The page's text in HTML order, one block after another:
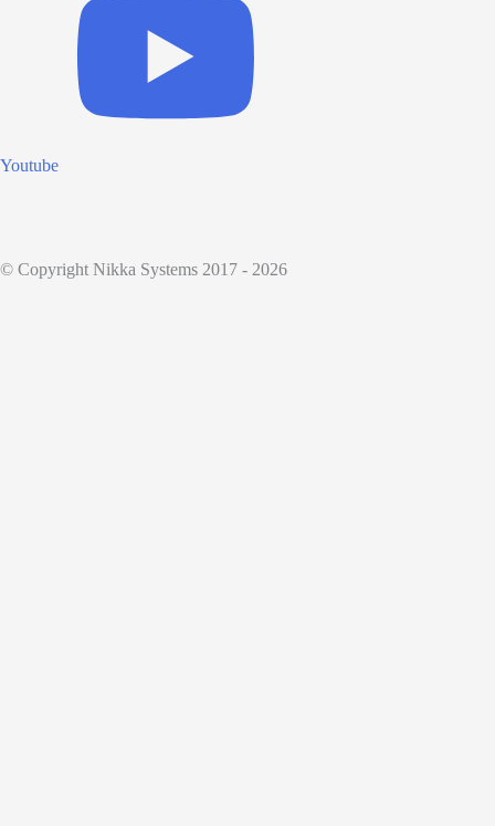
Youtube
© Copyright Nikka Systems 2017 - 2026